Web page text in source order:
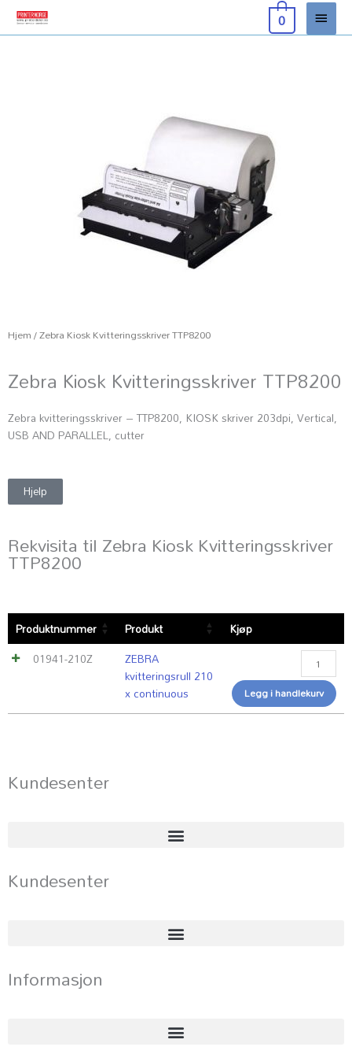
Hopp
rett
til
0
Hjem/ Zebra Kiosk Kvitteringsskriver TTP8200
Zebra Kiosk Kvitteringsskriver TTP8200
Zebra kvitteringsskriver – TTP8200, KIOSK skriver 203dpi, Vertical,
USB AND PARALLEL, cutter
Hjelp
Rekvisita til Zebra Kiosk Kvitteringsskriver
TTP8200
Produktnummer Produkt
Kjøp
01941-210Z
ZEBRA
kvitteringsrull 210
x continuous
ZEBRA
210
antall
Legg i handlekurv
Kundesenter
Kundesenter
Informasjon